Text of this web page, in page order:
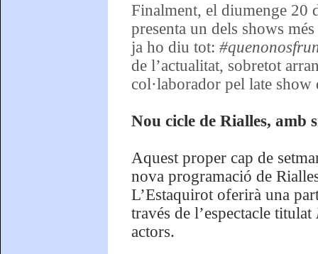
Finalment, el diumenge 20
presenta un dels shows
ja ho diu tot:
de l’actualitat, sobretot
col·laborador pel late show
Nou cicle de Rialles, amb
Aquest proper cap de
nova programació de
L’Estaquirot oferirà una
través de l’espectacle titulat
actors.